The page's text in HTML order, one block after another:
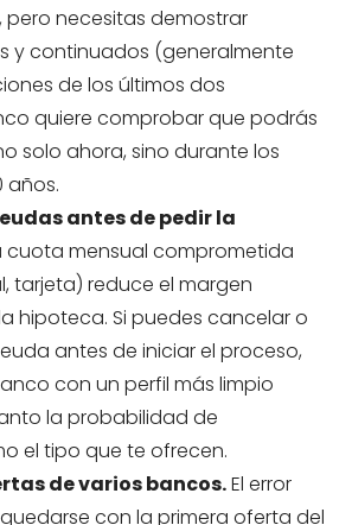
necesitas demostrar
y continuados (generalmente
de los últimos dos
quiere comprobar que podrás
solo ahora, sino durante los
años.
antes de pedir la
cuota mensual comprometida
tarjeta) reduce el margen
hipoteca. Si puedes cancelar o
antes de iniciar el proceso,
con un perfil más limpio
la probabilidad de
el tipo que te ofrecen.
de varios bancos.El error
con la primera oferta del